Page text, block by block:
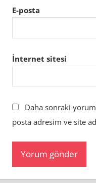
E-posta
İnternet sitesi
Daha sonraki
posta adresim ve site